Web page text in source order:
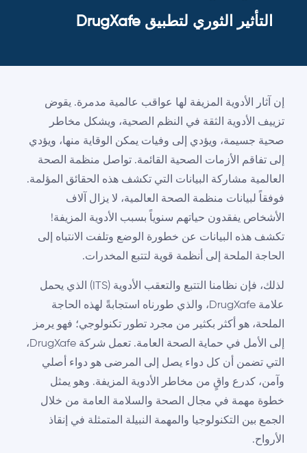
التأثير الثوري لتطبيق DrugXafe
إن آثار الأدوية المزيفة لها عواقب عالمية مدمرة. يقوض
تزييف الأدوية الثقة في النظم الصحية، ويشكل مخاطر
صحية جسيمة، ويؤدي إلى وفيات يمكن الوقاية منها، ويؤدي
إلى تفاقم الأزمات الصحية القائمة. تواصل منظمة الصحة
العالمية مشاركة البيانات التي تكشف هذه الحقائق المؤلمة.
فوفقاً لبيانات منظمة الصحة العالمية، لا يزال آلاف
الأشخاص يفقدون حياتهم سنوياً بسبب الأدوية المزيفة!
تكشف هذه البيانات عن خطورة الوضع وتلفت الانتباه إلى
الحاجة الملحة إلى أنظمة قوية لتتبع المخدرات.
لذلك، فإن نظامنا التتبع والتعقب الأدوية (ITS) الذي يحمل
علامة DrugXafe، والذي طورناه استجابةً لهذه الحاجة
الملحة، هو أكثر بكثير من مجرد تطور تكنولوجي؛ فهو يرمز
إلى الأمل في حماية الصحة العامة. تعمل شركة DrugXafe،
التي تضمن أن كل دواء يصل إلى المرضى هو دواء أصلي
وآمن، كدرع واقٍ من مخاطر الأدوية المزيفة. وهو يمثل
خطوة مهمة في مجال الصحة والسلامة العامة من خلال
الجمع بين التكنولوجيا والمهمة النبيلة المتمثلة في إنقاذ
الأرواح.